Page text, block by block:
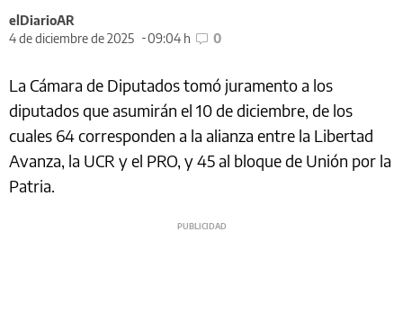
elDiarioAR
4 de diciembre de 2025
09:04 h 0
La Cámara de Diputados tomó juramento a los
diputados que asumirán el 10 de diciembre, de los
cuales 64 corresponden a la alianza entre la Libertad
Avanza, la UCR y el PRO, y 45 al bloque de Unión por la
Patria.